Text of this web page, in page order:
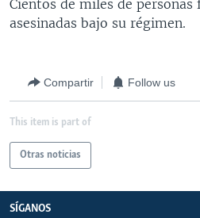
LAS CLAVES
BUENOS DÍAS AMÉRICA
EL MUNDO AL DÍA [RADIO]
FORO [RADIO]
NOTA ECONÓMICA
ENTRETENIMIENTO
Learning English
SÍGANOS
Idiomas
Cientos de miles de
asesinadas bajo su régimen.
Compartir Follow us
This item is part of
Otras noticias
SÍGANOS